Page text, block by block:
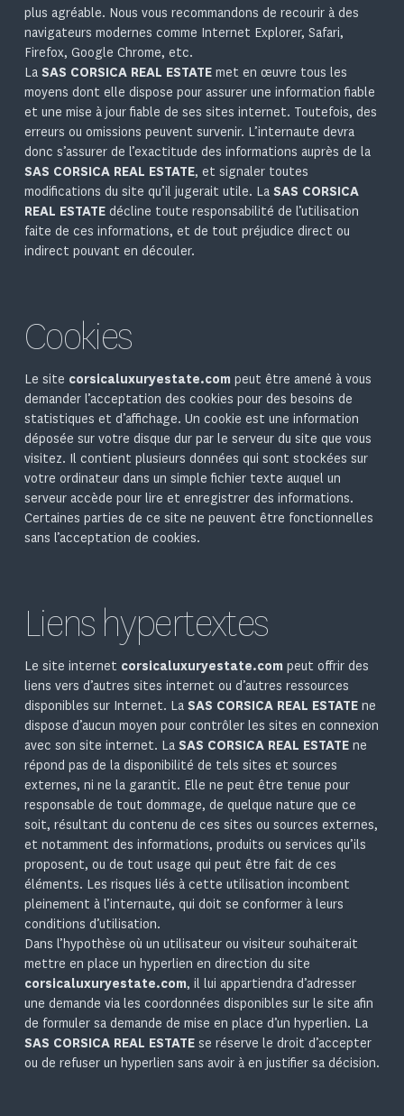
plus agréable. Nous vous recommandons de recourir à des
navigateurs modernes comme Internet Explorer, Safari,
Firefox, Google Chrome, etc.
La SAS CORSICA REAL ESTATEmet en œuvre tous les
moyens dont elle dispose pour assurer une information fiable
et une mise à jour fiable de ses sites internet. Toutefois, des
erreurs ou omissions peuvent survenir. L’internaute devra
donc s’assurer de l’exactitude des informations auprès de la
SAS CORSICA REAL ESTATE, et signaler toutes
modifications du site qu’il jugerait utile. La SAS CORSICA
REAL ESTATEdécline toute responsabilité de l’utilisation
faite de ces informations, et de tout préjudice direct ou
indirect pouvant en découler.
Cookies
Le site corsicaluxuryestate.com peut être amené à vous
demander l’acceptation des cookies pour des besoins de
statistiques et d’affichage. Un cookie est une information
déposée sur votre disque dur par le serveur du site que vous
visitez. Il contient plusieurs données qui sont stockées sur
votre ordinateur dans un simple fichier texte auquel un
serveur accède pour lire et enregistrer des informations.
Certaines parties de ce site ne peuvent être fonctionnelles
sans l’acceptation de cookies.
Liens hypertextes
Le site internet corsicaluxuryestate.com peut offrir des
liens vers d’autres sites internet ou d’autres ressources
disponibles sur Internet. La SAS CORSICA REAL ESTATEne
dispose d’aucun moyen pour contrôler les sites en connexion
avec son site internet. La SAS CORSICA REAL ESTATEne
répond pas de la disponibilité de tels sites et sources
externes, ni ne la garantit. Elle ne peut être tenue pour
responsable de tout dommage, de quelque nature que ce
soit, résultant du contenu de ces sites ou sources externes,
et notamment des informations, produits ou services qu’ils
proposent, ou de tout usage qui peut être fait de ces
éléments. Les risques liés à cette utilisation incombent
pleinement à l’internaute, qui doit se conformer à leurs
conditions d’utilisation.
Dans l’hypothèse où un utilisateur ou visiteur souhaiterait
mettre en place un hyperlien en direction du site
corsicaluxuryestate.com, il lui appartiendra d’adresser
une demande via les coordonnées disponibles sur le site afin
de formuler sa demande de mise en place d’un hyperlien. La
SAS CORSICA REAL ESTATEse réserve le droit d’accepter
ou de refuser un hyperlien sans avoir à en justifier sa décision.